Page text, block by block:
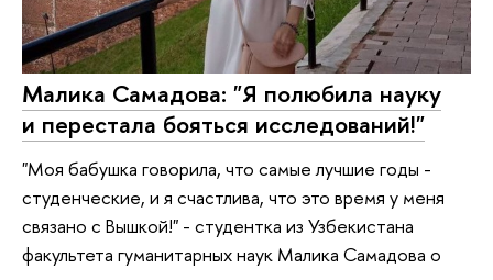
Малика Самадова: "Я полюбила науку
и перестала бояться исследований!"
"Моя бабушка говорила, что самые лучшие годы -
студенческие, и я счастлива, что это время у меня
связано с Вышкой!" - студентка из Узбекистана
факультета гуманитарных наук Малика Самадова о